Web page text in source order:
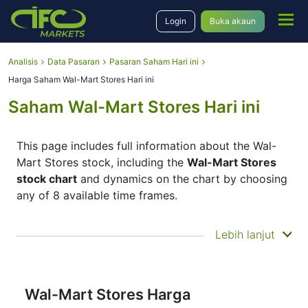
Login Buka akaun
Analisis Data Pasaran
Pasaran Saham Hari ini
Harga Saham Wal-Mart Stores Hari ini
Saham Wal-Mart Stores Hari ini
This page includes full information about the Wal-
Mart Stores stock, including the Wal-Mart Stores
stock chart and dynamics on the chart by choosing
any of 8 available time frames.
By moving the start and end of the timeframe in the
type of display of the
Wal-Mart Stores stock price
– Candles or Lines chart – through the buttons in the
Lebih lanjut
Wal-Mart Stores Harga